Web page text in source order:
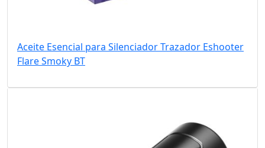
Aceite Esencial para Silenciador Trazador Eshooter
Flare Smoky BT